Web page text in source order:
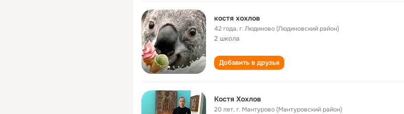
костя хохлов
42 года,г. Людиново (Людиновский район)
2 школа
Добавить в друзья
Костя Хохлов
20 лет,г. Мантурово (Мантуровский район)